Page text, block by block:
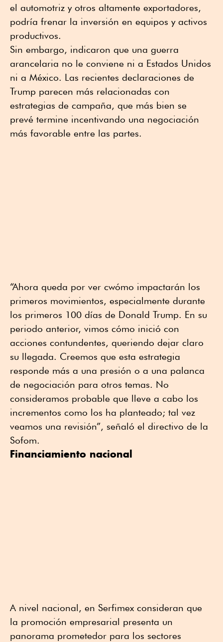
el automotriz y otros altamente exportadores,
podría frenar la inversión en equipos y activos
productivos.
Sin embargo, indicaron que una guerra
arancelaria no le conviene ni a Estados Unidos
ni a México. Las recientes declaraciones de
Trump parecen más relacionadas con
estrategias de campaña, que más bien se
prevé termine incentivando una negociación
más favorable entre las partes.
“Ahora queda por ver cwómo impactarán los
primeros movimientos, especialmente durante
los primeros 100 días de Donald Trump. En su
periodo anterior, vimos cómo inició con
acciones contundentes, queriendo dejar claro
su llegada. Creemos que esta estrategia
responde más a una presión o a una palanca
de negociación para otros temas. No
consideramos probable que lleve a cabo los
incrementos como los ha planteado; tal vez
veamos una revisión”, señaló el directivo de la
Sofom.
Financiamiento nacional
A nivel nacional, en Serfimex consideran que
la promoción empresarial presenta un
panorama prometedor para los sectores